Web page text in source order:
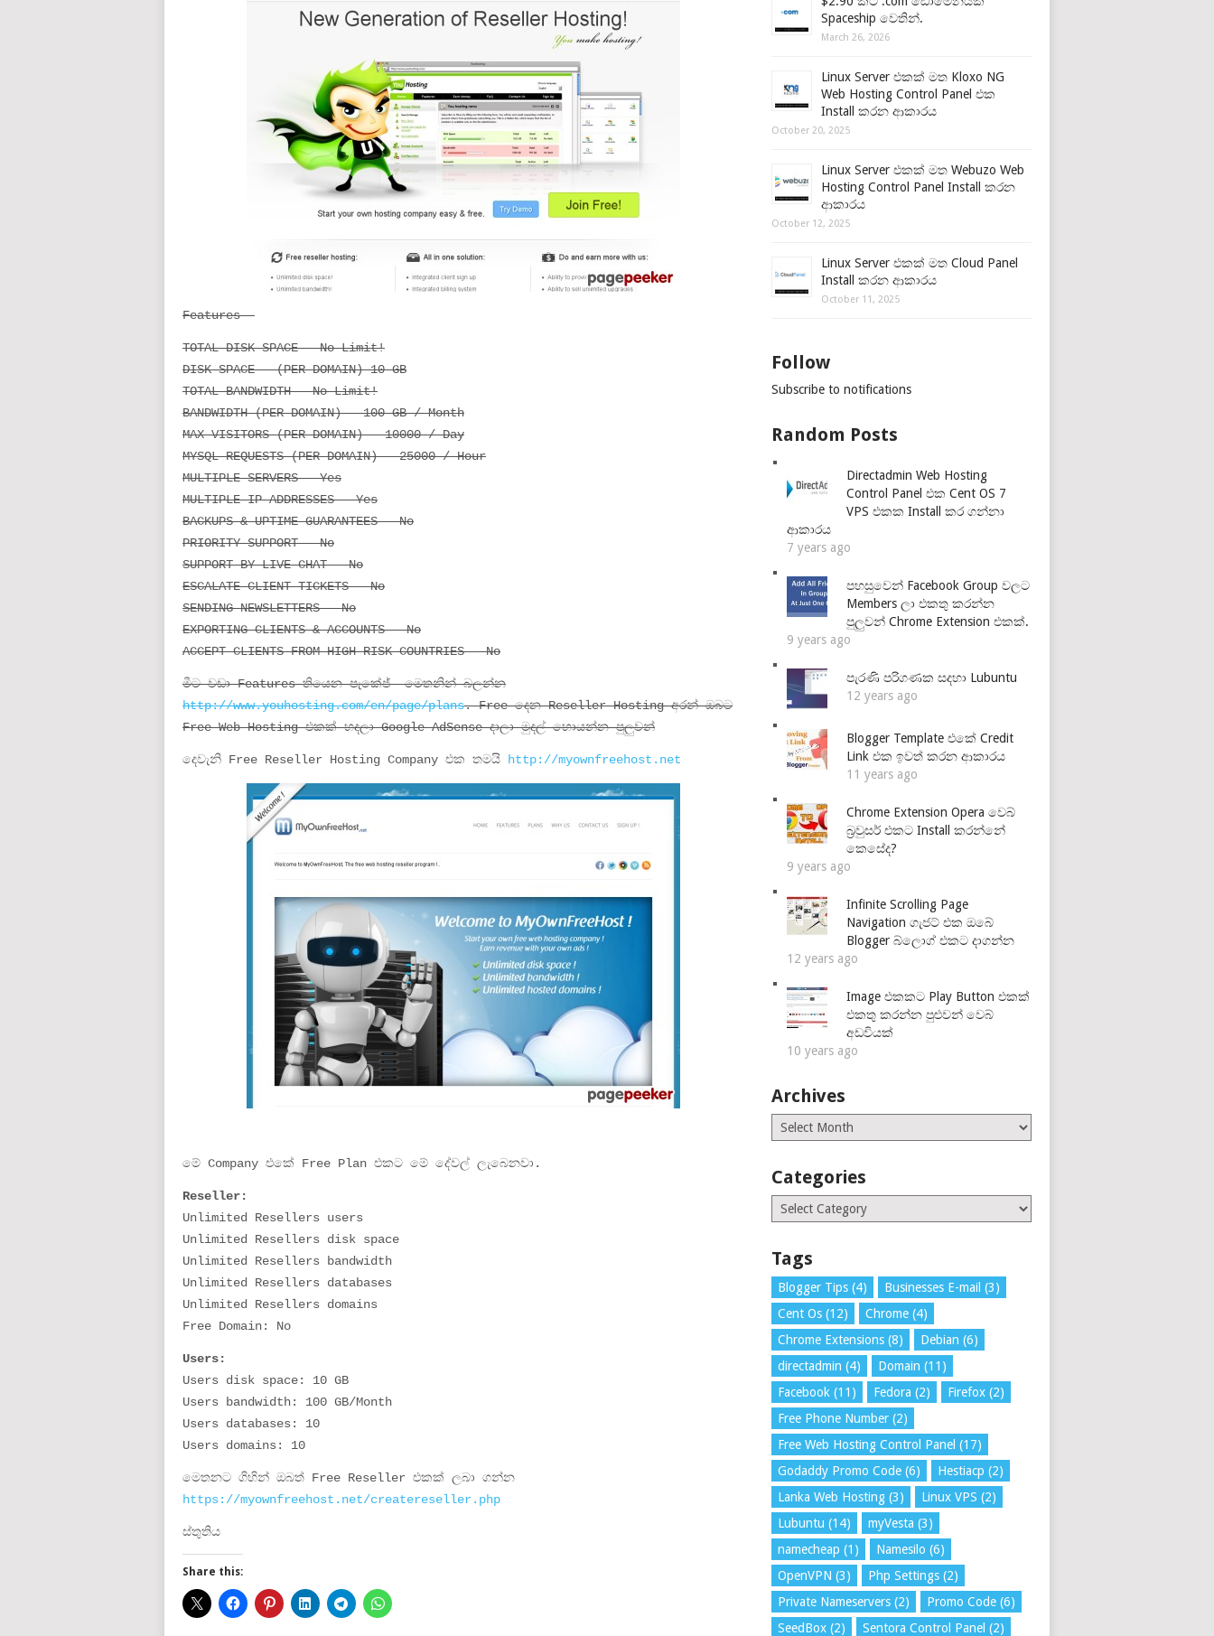
Features –
TOTAL DISK SPACE – No Limit!
DISK SPACE – (PER DOMAIN) 10 GB
TOTAL BANDWIDTH – No Limit!
BANDWIDTH (PER DOMAIN) – 100 GB / Month
MAX VISITORS (PER DOMAIN) – 10000 / Day
MYSQL REQUESTS (PER DOMAIN) – 25000 / Hour
MULTIPLE SERVERS – Yes
MULTIPLE IP ADDRESSES – Yes
BACKUPS & UPTIME GUARANTEES – No
PRIORITY SUPPORT – No
SUPPORT BY LIVE CHAT – No
ESCALATE CLIENT TICKETS – No
SENDING NEWSLETTERS – No
EXPORTING CLIENTS & ACCOUNTS – No
ACCEPT CLIENTS FROM HIGH RISK COUNTRIES – No
මීට වඩා Features තියෙන පැකේජ් මෙතනින් බලන්න
http://www.youhosting.com/en/page/plans. Free දෙන Reseller Hosting අරන් ඔබට
Free Web Hosting එකක් හදලා Google AdSense දාලා මුදල් හොයන්න පුලුවන්
දෙවැනි Free Reseller Hosting Company එක තමයි http://myownfreehost.net
මේ Company එකේ Free Plan එකට මේ දේවල් ලැබෙනවා.
Reseller:
Unlimited Resellers users
Unlimited Resellers disk space
Unlimited Resellers bandwidth
Unlimited Resellers databases
Unlimited Resellers domains
Free Domain: No
Users:
Users disk space: 10 GB
Users bandwidth: 100 GB/Month
Users databases: 10
Users domains: 10
මෙතනට ගිහින් ඔබත් Free Reseller එකක් ලබා ගන්න
https://myownfreehost.net/createreseller.php
ස්තුතිය
Share this:
Spaceship වෙතින්.
March 26, 2026
Linux Server එකක් මත Kloxo NG
Web Hosting Control Panel එක
Install කරන ආකාරය
October 20, 2025
Linux Server එකක් මත Webuzo Web
Hosting Control Panel Install කරන
ආකාරය
October 12, 2025
Linux Server එකක් මත Cloud Panel
Install කරන ආකාරය
October 11, 2025
Follow
Subscribe to notifications
Random Posts
Directadmin Web Hosting
Control Panel එක Cent OS 7
VPS එකක Install කර ගන්නා
ආකාරය
7 years ago
පහසුවෙන් Facebook Group වලට
Members ලා එකතු කරන්න
පුලුවන් Chrome Extension එකක්.
9 years ago
පැරණි පරිගණක සදහා Lubuntu
12 years ago
Blogger Template එකේ Credit
Link එක ඉවත් කරන ආකාරය
11 years ago
Chrome Extension Opera වෙබ්
බ්‍රවුසර් එකට Install කරන්නේ
කෙසේද?
9 years ago
Infinite Scrolling Page
Navigation ගැජට් එක ඔබේ
Blogger බ්ලොග් එකට දාගන්න
12 years ago
Image එකකට Play Button එකක්
එකතු කරන්න පුළුවන් වෙබ්
අඩවියක්
10 years ago
Archives
Archives
Categories
Categories
Tags
Blogger Tips (4) Businesses E-mail (3)
Cent Os (12) Chrome (4)
Chrome Extensions (8) Debian (6)
directadmin (4) Domain (11)
Facebook (11) Fedora (2) Firefox (2)
Free Phone Number (2)
Free Web Hosting Control Panel (17)
Godaddy Promo Code (6) Hestiacp (2)
Lanka Web Hosting (3) Linux VPS (2)
Lubuntu (14) myVesta (3)
namecheap (1) Namesilo (6)
OpenVPN (3) Php Settings (2)
Private Nameservers (2) Promo Code (6)
SeedBox (2) Sentora Control Panel (2)